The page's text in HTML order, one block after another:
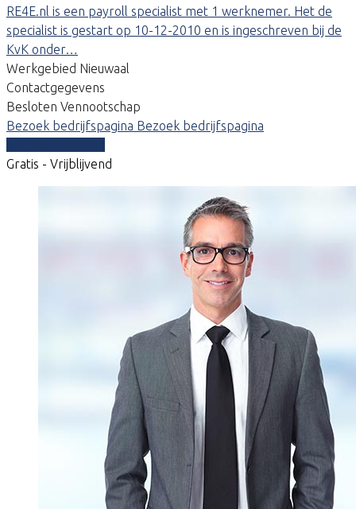
RE4E.nl is een payroll specialist met 1 werknemer. Het de
specialist is gestart op 10-12-2010 en is ingeschreven bij de
KvK onder…
Werkgebied Nieuwaal
Contactgegevens
Besloten Vennootschap
Bezoek bedrijfspagina Bezoek bedrijfspagina
Gratis - Vrijblijvend